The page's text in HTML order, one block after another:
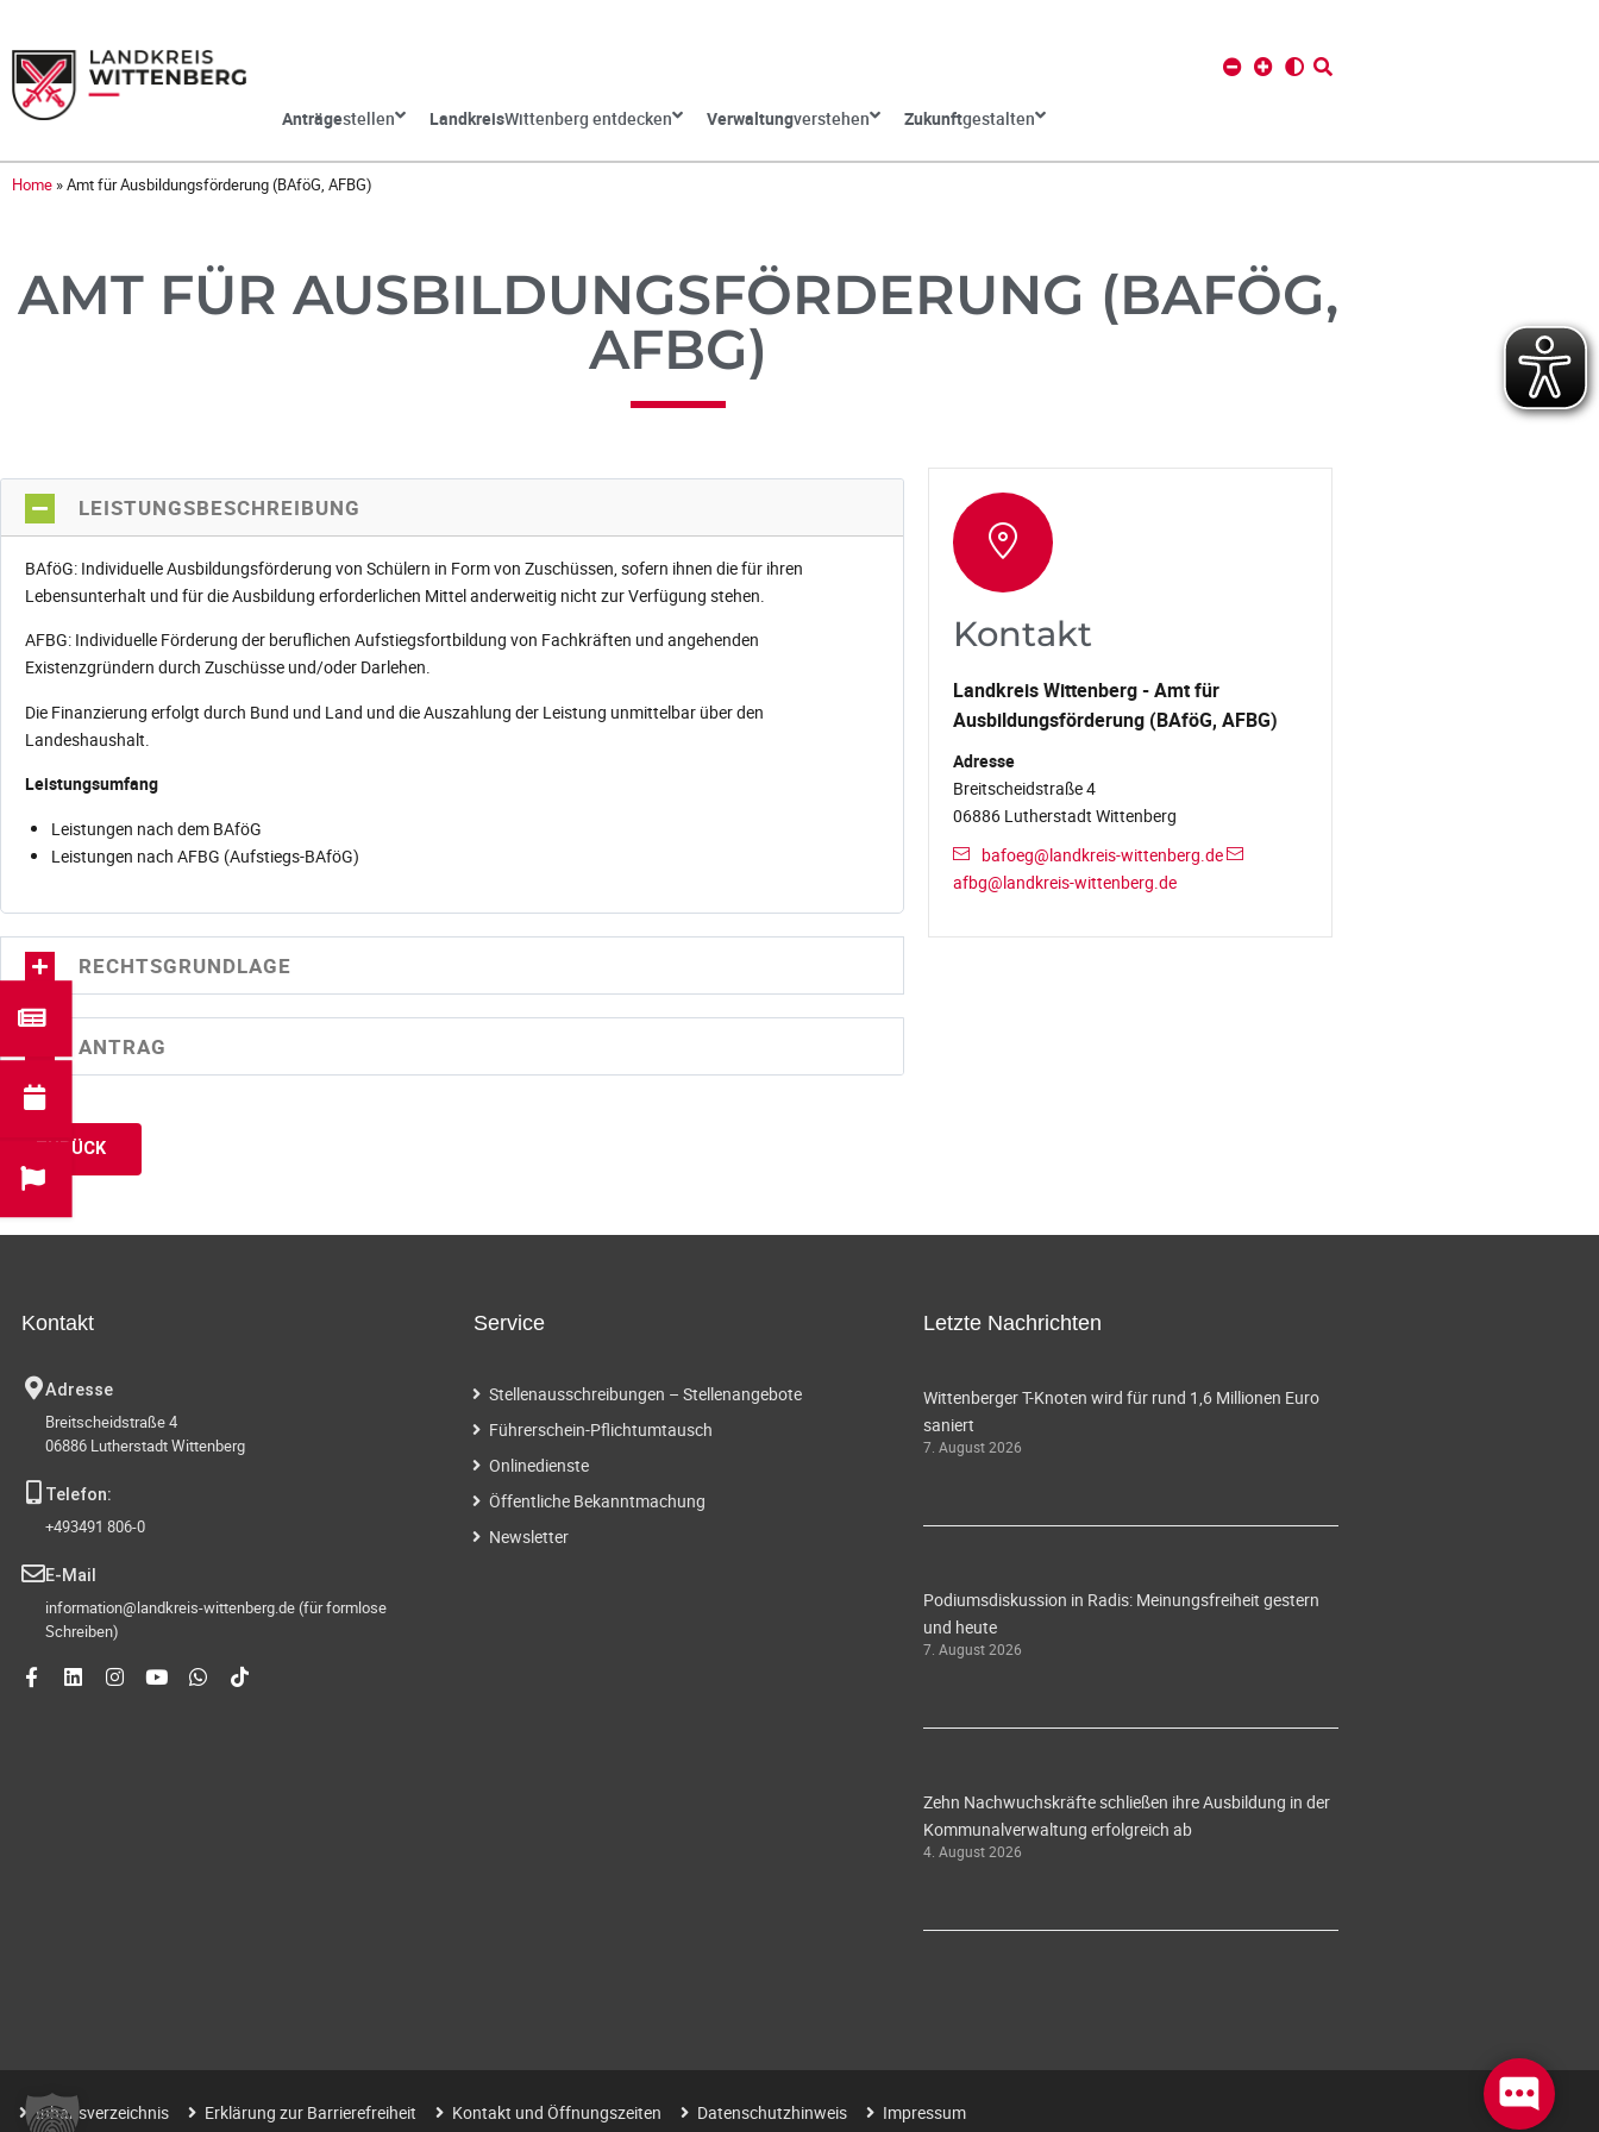
Anträgestellen LandkreisWittenberg entdecken Verwaltungverstehen Zukunftgestalten
Home »Amt für Ausbildungsförderung (BAföG, AFBG)
AMT FÜR AUSBILDUNGSFÖRDERUNG (BAFÖG,
AFBG)
LEISTUNGSBESCHREIBUNG
BAföG: Individuelle Ausbildungsförderung von Schülern in Form von Zuschüssen, sofern ihnen die für ihren
Lebensunterhalt und für die Ausbildung erforderlichen Mittel anderweitig nicht zur Verfügung stehen.
AFBG: Individuelle Förderung der beruflichen Aufstiegsfortbildung von Fachkräften und angehenden
Existenzgründern durch Zuschüsse und/oder Darlehen.
Die Finanzierung erfolgt durch Bund und Land und die Auszahlung der Leistung unmittelbar über den
Landeshaushalt.
Leistungsumfang
Leistungen nach dem BAföG
Leistungen nach AFBG (Aufstiegs-BAföG)
RECHTSGRUNDLAGE
ANTRAG
ZURÜCK
Kontakt
Landkreis Wittenberg - Amt für
Ausbildungsförderung (BAföG, AFBG)
Adresse
Breitscheidstraße 4
06886 Lutherstadt Wittenberg
bafoeg@landkreis-wittenberg.de
afbg@landkreis-wittenberg.de
Kontakt
Adresse
Breitscheidstraße 4
06886 Lutherstadt Wittenberg
Telefon:
+493491 806-0
E-Mail
information@landkreis-wittenberg.de (für formlose
Schreiben)
Service
Stellenausschreibungen – Stellenangebote
Führerschein-Pflichtumtausch
Onlinedienste
Öffentliche Bekanntmachung
Newsletter
Letzte Nachrichten
Wittenberger T-Knoten wird für rund 1,6 Millionen Euro
saniert
7. August 2026
Podiumsdiskussion in Radis: Meinungsfreiheit gestern
und heute
7. August 2026
Zehn Nachwuchskräfte schließen ihre Ausbildung in der
Kommunalverwaltung erfolgreich ab
4. August 2026
Inhaltsverzeichnis Erklärung zur Barrierefreiheit Kontakt und Öffnungszeiten Datenschutzhinweis Impressum